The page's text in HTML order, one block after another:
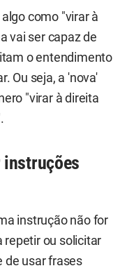
como "virar à
vai ser capaz de
o entendimento
Ou seja, a 'nova'
"virar à direita
instruções
instrução não for
repetir ou solicitar
de usar frases